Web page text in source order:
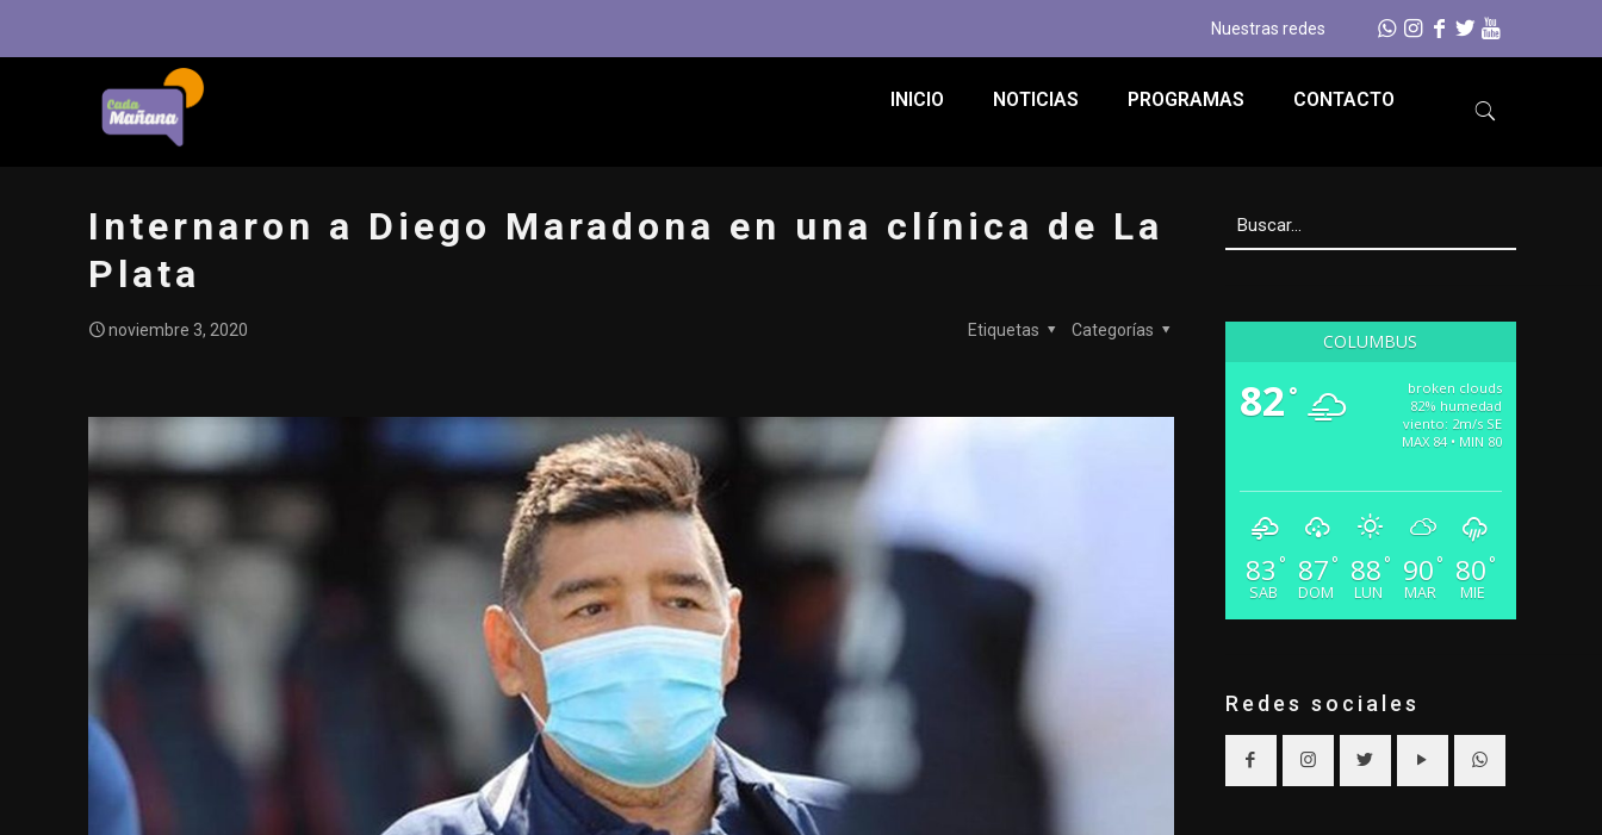
Nuestras redes
INICIO NOTICIAS PROGRAMAS CONTACTO
Internaron a Diego Maradona en una clínica de La
Plata
noviembre 3, 2020 Categorías
Etiquetas COLUMBUS
82 °
broken clouds
82% humedad
viento: 2m/s SE
MAX 84 • MIN 80
83 °
SAB
87 °
DOM
88 °
LUN
90 °
MAR
80 °
MIE
Redes sociales